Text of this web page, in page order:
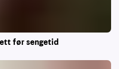
før sengetid